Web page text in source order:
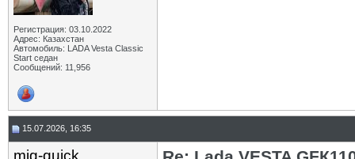
Регистрация: 03.10.2022
Адрес: Казахстан
Автомобиль: LADA Vesta Classic
Start седан
Сообщений: 11,956
15.07.2026, 16:35
mig-quick